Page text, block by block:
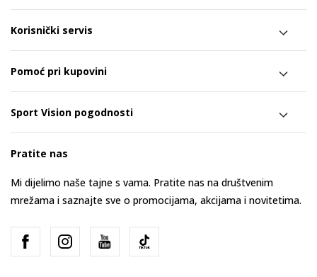
Korisnički servis
Pomoć pri kupovini
Sport Vision pogodnosti
Pratite nas
Mi dijelimo naše tajne s vama. Pratite nas na društvenim
mrežama i saznajte sve o promocijama, akcijama i novitetima.